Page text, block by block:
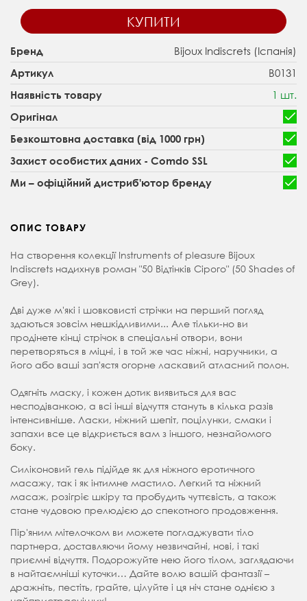
КУПИТИ
Бренд Bijoux Indiscrets (Іспанія)
Артикул B0131
Наявність товару 1 шт.
Оригінал
Безкоштовна доставка (від 1000 грн)
Захист особистих даних - Comdo SSL
Ми – офіційний дистриб'ютор бренду
ОПИС ТОВАРУ
На створення колекції Instruments of pleasure Bijoux
Indiscrets надихнув роман "50 Відтінків Сірого" (50 Shades of
Grey).
Дві дуже м'які і шовковисті стрічки на перший погляд
здаються зовсім нешкідливими... Але тільки-но ви
продінете кінці стрічок в спеціальні отвори, вони
перетворяться в міцні, і в той же час ніжні, наручники, а
його або ваші зап'ястя огорне ласкавий атласний полон.
Одягніть маску, і кожен дотик виявиться для вас
несподіванкою, а всі інші відчуття стануть в кілька разів
інтенсивніше. Ласки, ніжний шепіт, поцілунки, смаки і
запахи все це відкриється вам з іншого, незнайомого
боку.
Силіконовий гель підійде як для ніжного еротичного
масажу, так і як інтимне мастило. Легкий та ніжний
масаж, розігріє шкіру та пробудить чуттєвість, а також
стане чудовою прелюдією до спекотного продовження.
Пір'яним мітелочком ви можете погладжувати тіло
партнера, доставляючи йому незвичайні, нові, і такі
приємні відчуття. Подорожуйте нею його тілом, заглядаючи
в найтаємніші куточки… Дайте волю вашій фантазії –
дражніть, пестіть, грайте, цілуйте і ця ніч стане однією з